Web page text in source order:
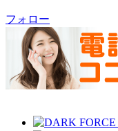
フォロー